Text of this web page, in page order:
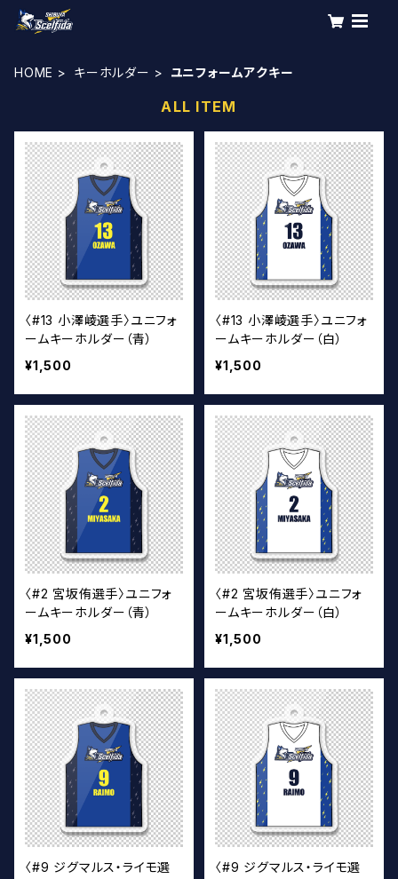
HOME キーホルダー ユニフォームアクキー
ALL ITEM
〈#13 小澤崚選手〉ユニフォ
ームキーホルダー（青）
¥1,500
〈#13 小澤崚選手〉ユニフォ
ームキーホルダー（白）
¥1,500
〈#2 宮坂侑選手〉ユニフォ
ームキーホルダー（青）
¥1,500
〈#2 宮坂侑選手〉ユニフォ
ームキーホルダー（白）
¥1,500
〈#9 ジグマルス・ライモ選
〈#9 ジグマルス・ライモ選